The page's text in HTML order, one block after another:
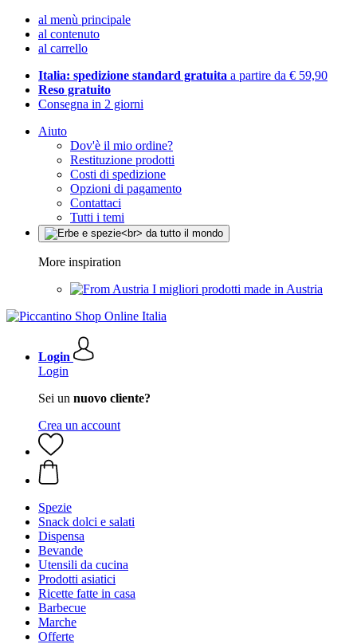
al menù principale
al contenuto
al carrello
Italia: spedizione standard gratuita a partire da € 59,90
Reso gratuito
Consegna in 2 giorni
Aiuto
Dov'è il mio ordine?
Restituzione prodotti
Costi di spedizione
Opzioni di pagamento
Contattaci
Tutti i temi
More inspiration
I migliori prodotti made in Austria
Login
Login
Sei un nuovo cliente?
Crea un account
Spezie
Snack dolci e salati
Dispensa
Bevande
Utensili da cucina
Prodotti asiatici
Ricette fatte in casa
Barbecue
Marche
Offerte